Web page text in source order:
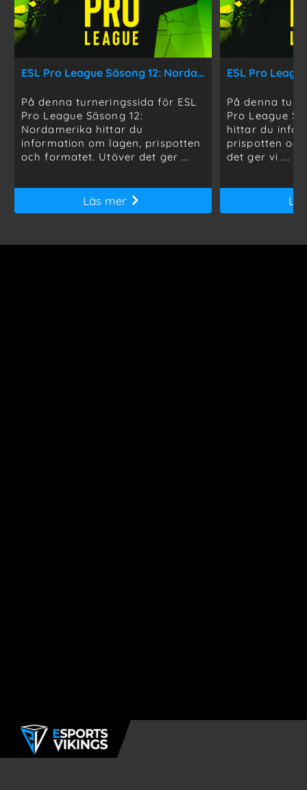
ESL Pro League Säsong 12: Nordamerika
På denna turneringssida för ESL
Pro League Säsong 12:
Nordamerika hittar du
information om lagen, prispotten
och formatet. Utöver det ger ...
Läs mer
ESL Pro
På denna
Pro League
hittar du
prispotten
det ger vi ...